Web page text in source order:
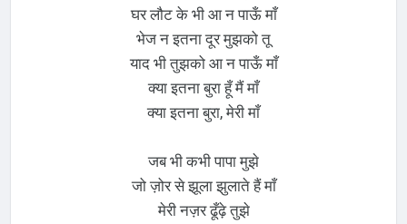
घर लौट के भी आ न पाऊँ माँ
भेज न इतना दूर मुझको तू
याद भी तुझको आ न पाऊँ माँ
क्या इतना बुरा हूँ मैं माँ
क्या इतना बुरा, मेरी माँ
जब भी कभी पापा मुझे
जो ज़ोर से झूला झुलाते हैं माँ
मेरी नज़र ढूँढ़े तुझे